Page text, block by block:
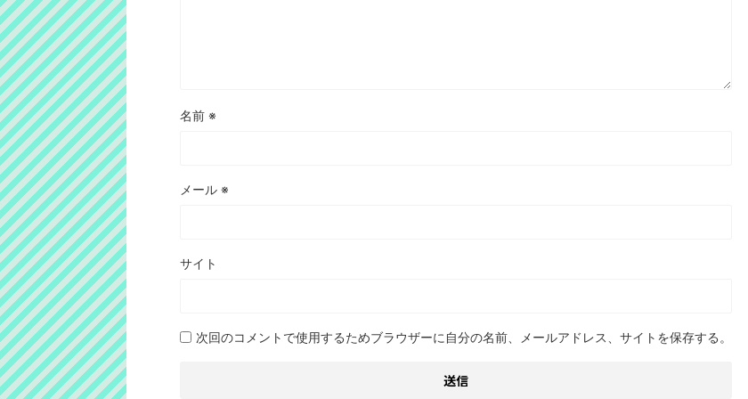
名前 ※
メール ※
サイト
次回のコメントで使用するためブラウザーに自分の名前、メールアドレス、サイトを保存する。